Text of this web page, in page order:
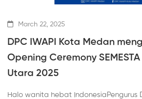
March 22, 2025
DPC IWAPI Kota Medan
Opening Ceremony
Utara 2025
Halo wanita hebat IndonesiaPengurus